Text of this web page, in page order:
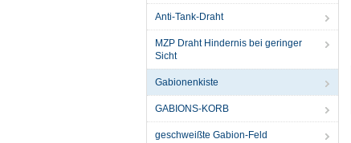
Anti-Tank-Draht
MZP Draht Hindernis bei geringer
Sicht
Gabionenkiste
GABIONS-KORB
geschweißte Gabion-Feld